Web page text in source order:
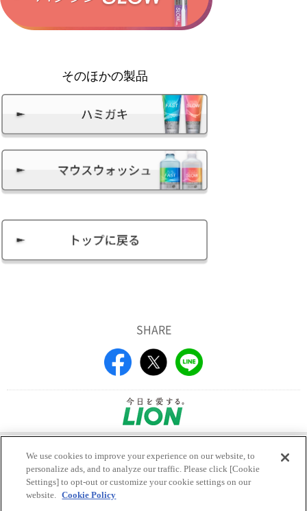
そのほかの製品
SHARE
ウェブアクセシビリティ方針
個人情報等の保護について
利用者情報の外部送信ポリシー
ソーシャルメディアポリシー
We use cookies to improve your experience on our website, to
personalize ads, and to analyze our traffic. Please click [Cookie
Settings] to opt-out or customize your cookie settings on our
website. Cookie Policy